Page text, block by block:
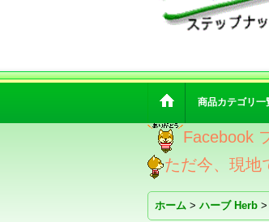
商品カテゴリ一
Facebook
ただ今、現地
ホーム > ハーブ Herb >